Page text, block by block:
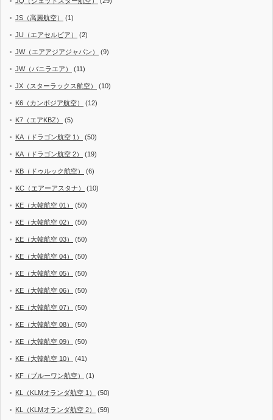
JS（高麗航空） (1)
JU（エアセルビア） (2)
JW（エアアジアジャパン） (9)
JW（バニラエア） (11)
JX（スターラックス航空） (10)
K6（カンボジア航空） (12)
K7（エアKBZ） (5)
KA（ドラゴン航空 1） (50)
KA（ドラゴン航空 2） (19)
KB（ドゥルック航空） (6)
KC（エアーアスタナ） (10)
KE（大韓航空 01） (50)
KE（大韓航空 02） (50)
KE（大韓航空 03） (50)
KE（大韓航空 04） (50)
KE（大韓航空 05） (50)
KE（大韓航空 06） (50)
KE（大韓航空 07） (50)
KE（大韓航空 08） (50)
KE（大韓航空 09） (50)
KE（大韓航空 10） (41)
KF（ブルーワン航空） (1)
KL（KLMオランダ航空 1） (50)
KL（KLMオランダ航空 2） (59)